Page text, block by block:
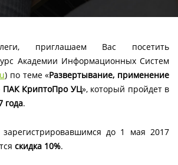
приглашаем Вас посетить
Академии Информационных Систем
) по теме «Развертывание, применение
КриптоПро УЦ», который пройдет в
года.
до 1 мая 2017
скидка 10%.